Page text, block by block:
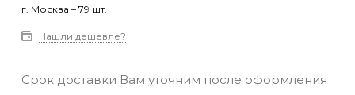
г. Москва – 79 шт.
Нашли дешевле?
Срок доставки Вам уточним после оформления